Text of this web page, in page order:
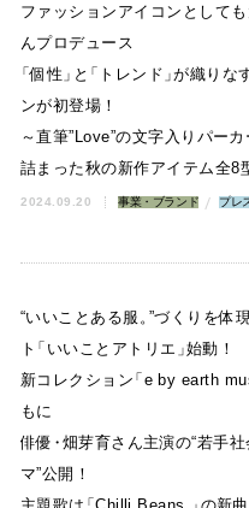
ファッションアイコンとして
んプロデュース
「個性 」と「 トレンド 」が織りな
ンが初登場！
～直筆”Love”の文字入りパー
詰まった秋の新作アイテム全8
2024.09.20 事業・ブランド プレ
“いいことある服 。”づくりを体
ト「 いいことアトリエ 」始動！
新コレクション「e by earth
もに
俳優・畑芽育さん主演の“若手
マ”公開！